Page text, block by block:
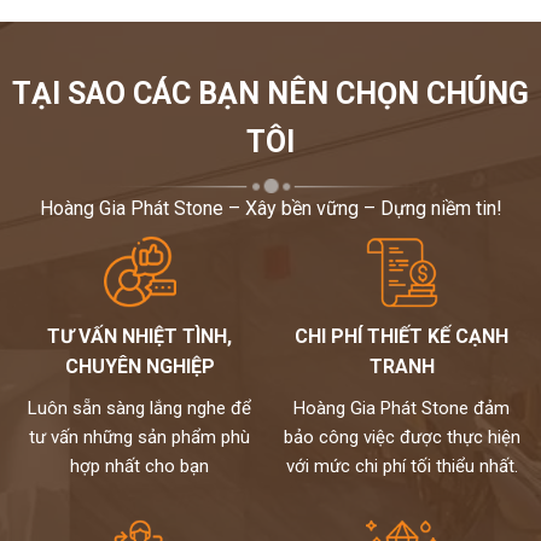
TẠI SAO CÁC BẠN NÊN CHỌN CHÚNG
TÔI
Hoàng Gia Phát Stone – Xây bền vững – Dựng niềm tin!
TƯ VẤN NHIỆT TÌNH,
CHUYÊN NGHIỆP
Luôn sẵn sàng lắng nghe để
tư vấn những sản phẩm phù
hợp nhất cho bạn
CHI PHÍ THIẾT KẾ CẠNH
TRANH
Hoàng Gia Phát Stone đảm
bảo công việc được thực hiện
với mức chi phí tối thiểu nhất.